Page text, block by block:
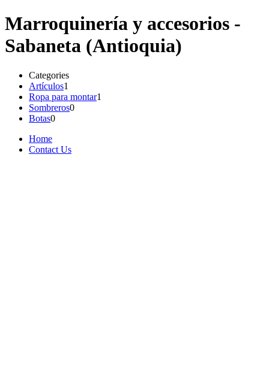
Marroquinería y accesorios -
Sabaneta (Antioquia)
Categories
Artículos1
Ropa para montar1
Sombreros0
Botas0
Home
Contact Us